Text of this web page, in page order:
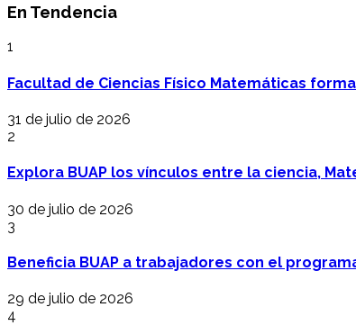
En Tendencia
1
Facultad de Ciencias Físico Matemáticas
31 de julio de 2026
2
Explora BUAP los vínculos entre la ciencia,
30 de julio de 2026
3
Beneficia BUAP a trabajadores con el
29 de julio de 2026
4